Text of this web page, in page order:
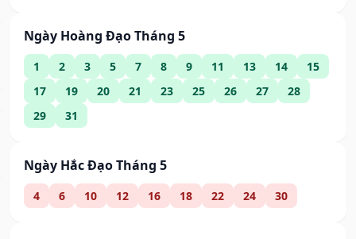
Ngày Hoàng Đạo Tháng 5
1 2 3 5 7 8 9 11 13 14
15
17
19 20 21 23 25 26 27
28
29
31
Ngày Hắc Đạo Tháng 5
4 6 10 12 16 18 22 24 30